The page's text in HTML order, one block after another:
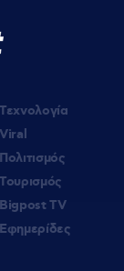
Τεχνολογία
Viral
Πολιτισμός
Τουρισμός
Bigpost TV
Εφημερίδες